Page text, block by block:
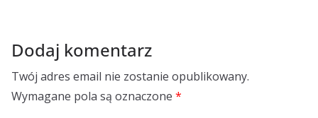
Dodaj komentarz
Twój adres email nie zostanie opublikowany.
Wymagane pola są oznaczone *